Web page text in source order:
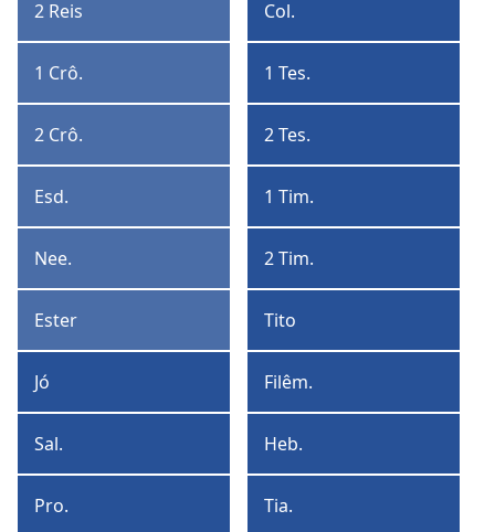
2
Reis
2 Reis
1
Crônicas
1 Crô.
2
Crônicas
2 Crô.
Esdras
Esd.
Neemias
Nee.
Ester
Ester
Jó
Jó
Salmos
Sal.
Provérbios
Pro.
Colossenses
Col.
1
Tessalonicenses
1 Tes.
2
Tessalonicenses
2 Tes.
1
Timóteo
1 Tim.
2
Timóteo
2 Tim.
Tito
Tito
Filêmon
Filêm.
Hebreus
Heb.
Tiago
Tia.